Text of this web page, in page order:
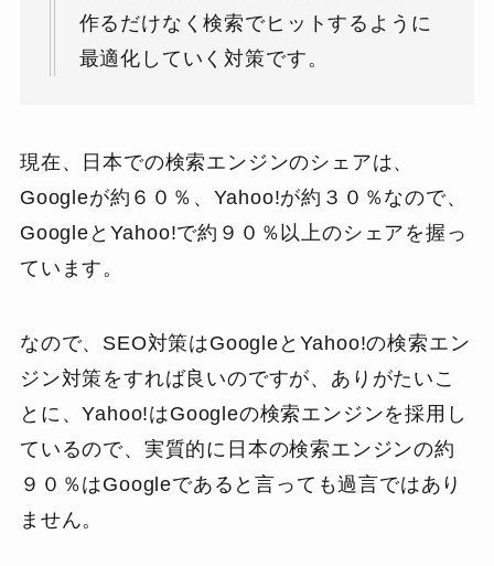
作るだけなく検索でヒットするように
最適化していく対策です。
現在、日本での検索エンジンのシェアは、
Googleが約６０％、Yahoo!が約３０％なので、
GoogleとYahoo!で約９０％以上のシェアを握っ
ています。
なので、SEO対策はGoogleとYahoo!の検索エン
ジン対策をすれば良いのですが、ありがたいこ
とに、Yahoo!はGoogleの検索エンジンを採用し
ているので、実質的に日本の検索エンジンの約
９０％はGoogleであると言っても過言ではあり
ません。